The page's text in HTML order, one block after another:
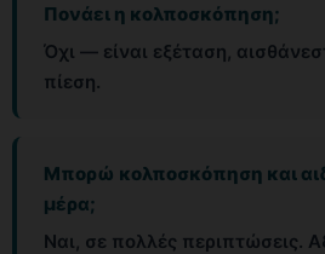
Πονάει η κολποσκόπηση;
Όχι — είναι εξέταση,
πίεση.
Μπορώ κολποσκόπηση και
μέρα;
Ναι, σε πολλές περιπτώσεις.